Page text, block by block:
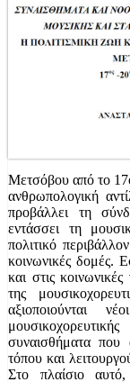
Μετσόβου από το
ανθρωπολογική
προβάλλει τη
εντάσσει τη
πολιτικό
κοινωνικές δομές.
και στις
της
αξιοποιούνται
συναισθήματα που
τόπου και
Στο πλαίσιο